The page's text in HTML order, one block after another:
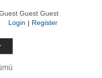
Guest Guest
Login
Register